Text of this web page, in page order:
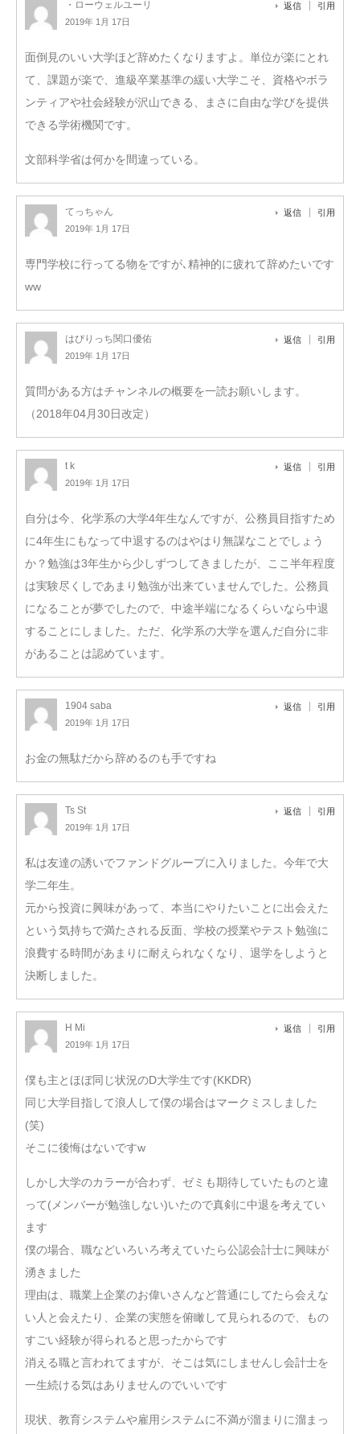
・ローウェルユーリ
2019年 1月 17日
返信 引用
面倒見のいい大学ほど辞めたくなりますよ。単位が楽にとれ
て、課題が楽で、進級卒業基準の緩い大学こそ、資格やボラ
ンティアや社会経験が沢山できる、まさに自由な学びを提供
できる学術機関です。
文部科学省は何かを間違っている。
てっちゃん
2019年 1月 17日
返信 引用
専門学校に行ってる物をですが､精神的に疲れて辞めたいです
ww
はぴりっち関口優佑
2019年 1月 17日
返信 引用
質問がある方はチャンネルの概要を一読お願いします。
（2018年04月30日改定）
t k
2019年 1月 17日
返信 引用
自分は今、化学系の大学4年生なんですが、公務員目指すため
に4年生にもなって中退するのはやはり無謀なことでしょう
か？勉強は3年生から少しずつしてきましたが、ここ半年程度
は実験尽くしであまり勉強が出来ていませんでした。公務員
になることが夢でしたので、中途半端になるくらいなら中退
することにしました。ただ、化学系の大学を選んだ自分に非
があることは認めています。
1904 saba
2019年 1月 17日
返信 引用
お金の無駄だから辞めるのも手ですね
Ts St
2019年 1月 17日
返信 引用
私は友達の誘いでファンドグループに入りました。今年で大
学二年生。
元から投資に興味があって、本当にやりたいことに出会えた
という気持ちで満たされる反面、学校の授業やテスト勉強に
浪費する時間があまりに耐えられなくなり、退学をしようと
決断しました。
H Mi
2019年 1月 17日
返信 引用
僕も主とほぼ同じ状況のD大学生です(KKDR)
同じ大学目指して浪人して僕の場合はマークミスしました
(笑)
そこに後悔はないですw
しかし大学のカラーが合わず、ゼミも期待していたものと違
って(メンバーが勉強しない)いたので真剣に中退を考えてい
ます
僕の場合、職などいろいろ考えていたら公認会計士に興味が
湧きました
理由は、職業上企業のお偉いさんなど普通にしてたら会えな
い人と会えたり、企業の実態を俯瞰して見られるので、もの
すごい経験が得られると思ったからです
消える職と言われてますが、そこは気にしませんし会計士を
一生続ける気はありませんのでいいです
現状、教育システムや雇用システムに不満が溜まりに溜まっ